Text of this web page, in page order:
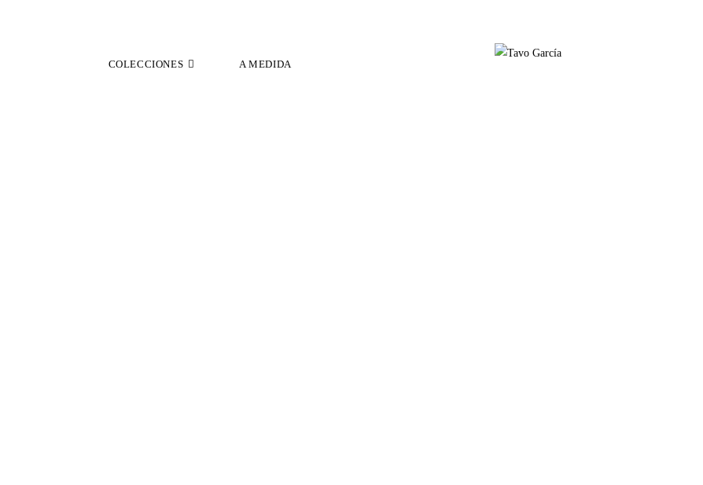
COLECCIONES A MEDIDA